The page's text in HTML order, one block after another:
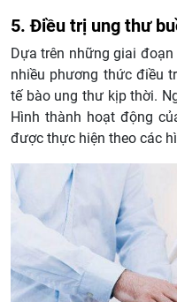
5. Điều trị ung thư
Dựa trên những giai
nhiều phương thức điều
tế bào ung thư kịp thời.
Hình thành hoạt động
được thực hiện theo các